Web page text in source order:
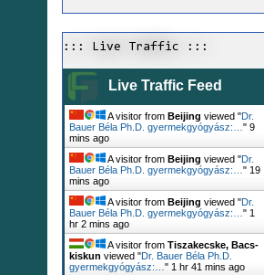
::: Live Traffic :::
Live Traffic Feed
A visitor from Beijing viewed "Dr.
Bauer Béla Ph.D. gyermekgyógyász:… " 9
mins ago
A visitor from Beijing viewed "Dr.
Bauer Béla Ph.D. gyermekgyógyász:… " 19
mins ago
A visitor from Beijing viewed "Dr.
Bauer Béla Ph.D. gyermekgyógyász:… " 1
hr 2 mins ago
A visitor from Tiszakecske, Bacs-
kiskun viewed "Dr. Bauer Béla Ph.D.
gyermekgyógyász:… " 1 hr 41 mins ago